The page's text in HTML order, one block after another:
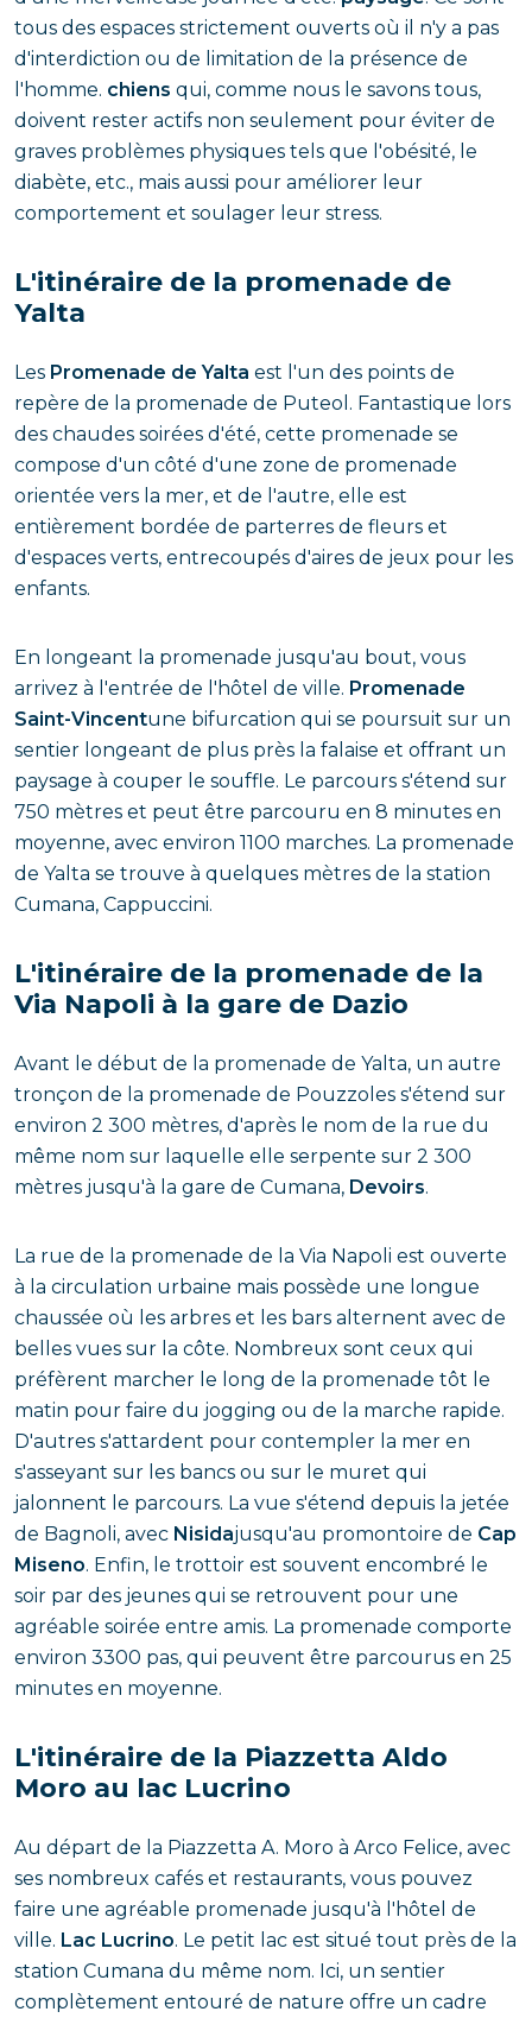
tous des espaces strictement ouverts où il n'y a pas
d'interdiction ou de limitation de la présence de
l'homme. chiens qui, comme nous le savons tous,
doivent rester actifs non seulement pour éviter de
graves problèmes physiques tels que l'obésité, le
diabète, etc., mais aussi pour améliorer leur
comportement et soulager leur stress.
L'itinéraire de la promenade de
Yalta
Les Promenade de Yalta est l'un des points de
repère de la promenade de Puteol. Fantastique lors
des chaudes soirées d'été, cette promenade se
compose d'un côté d'une zone de promenade
orientée vers la mer, et de l'autre, elle est
entièrement bordée de parterres de fleurs et
d'espaces verts, entrecoupés d'aires de jeux pour les
enfants.
En longeant la promenade jusqu'au bout, vous
arrivez à l'entrée de l'hôtel de ville. Promenade
Saint-Vincentune bifurcation qui se poursuit sur un
sentier longeant de plus près la falaise et offrant un
paysage à couper le souffle. Le parcours s'étend sur
750 mètres et peut être parcouru en 8 minutes en
moyenne, avec environ 1100 marches. La promenade
de Yalta se trouve à quelques mètres de la station
Cumana, Cappuccini.
L'itinéraire de la promenade de la
Via Napoli à la gare de Dazio
Avant le début de la promenade de Yalta, un autre
tronçon de la promenade de Pouzzoles s'étend sur
environ 2 300 mètres, d'après le nom de la rue du
même nom sur laquelle elle serpente sur 2 300
mètres jusqu'à la gare de Cumana, Devoirs.
La rue de la promenade de la Via Napoli est ouverte
à la circulation urbaine mais possède une longue
chaussée où les arbres et les bars alternent avec de
belles vues sur la côte. Nombreux sont ceux qui
préfèrent marcher le long de la promenade tôt le
matin pour faire du jogging ou de la marche rapide.
D'autres s'attardent pour contempler la mer en
s'asseyant sur les bancs ou sur le muret qui
jalonnent le parcours. La vue s'étend depuis la jetée
de Bagnoli, avec Nisidajusqu'au promontoire de Cap
Miseno. Enfin, le trottoir est souvent encombré le
soir par des jeunes qui se retrouvent pour une
agréable soirée entre amis. La promenade comporte
environ 3300 pas, qui peuvent être parcourus en 25
minutes en moyenne.
L'itinéraire de la Piazzetta Aldo
Moro au lac Lucrino
Au départ de la Piazzetta A. Moro à Arco Felice, avec
ses nombreux cafés et restaurants, vous pouvez
faire une agréable promenade jusqu'à l'hôtel de
ville. Lac Lucrino. Le petit lac est situé tout près de la
station Cumana du même nom. Ici, un sentier
complètement entouré de nature offre un cadre